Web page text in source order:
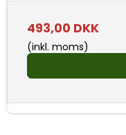
493,00 DKK
(inkl. moms)